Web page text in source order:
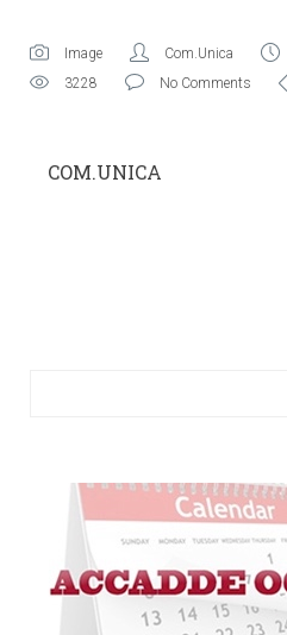
Image Com.Unica
3228
No Comments
COM.UNICA